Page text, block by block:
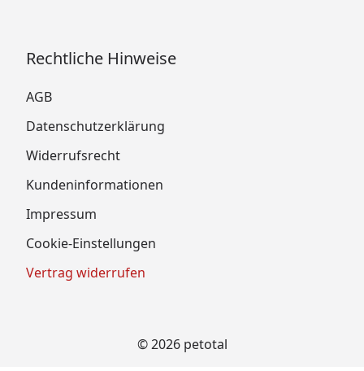
Rechtliche Hinweise
AGB
Datenschutzerklärung
Widerrufsrecht
Kundeninformationen
Impressum
Cookie-Einstellungen
Vertrag widerrufen
© 2026 petotal